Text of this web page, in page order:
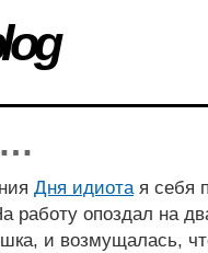
Дня идиотая себя
работу опоздал на
и возмущалась,